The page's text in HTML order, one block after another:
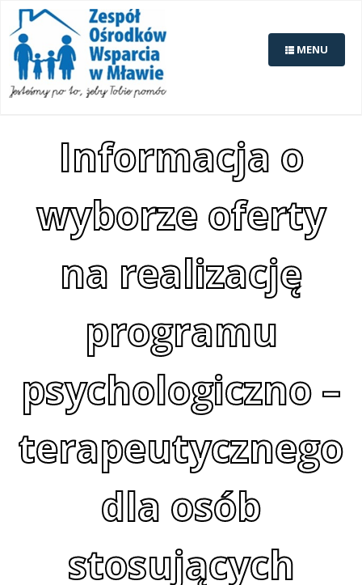
MENU
Informacja o
wyborze oferty
na realizację
programu
psychologiczno –
terapeutycznego
dla osób
stosujących